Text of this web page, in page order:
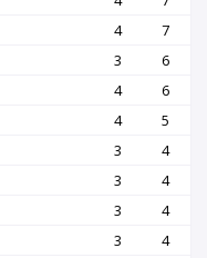
4
7
3
6
4
6
4
5
3
4
3
4
3
4
3
4